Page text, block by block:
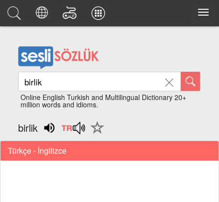
Online English Turkish and Multilingual Dictionary 20+
million words and idioms.
birlik
Türkçe - İngilizce